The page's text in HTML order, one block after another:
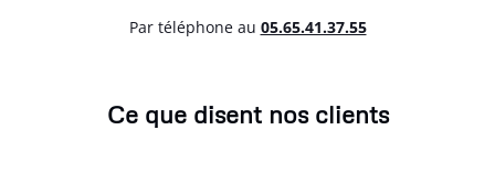
Par téléphone au 05.65.41.37.55
Ce que disent nos clients